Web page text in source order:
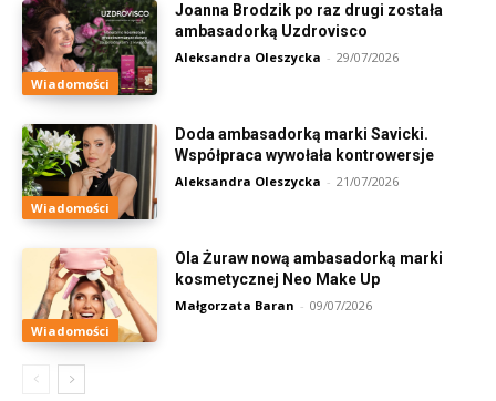
Wiadomości
Joanna Brodzik po raz drugi została
ambasadorką Uzdrovisco
Aleksandra Oleszycka - 29/07/2026
Wiadomości
Doda ambasadorką marki Savicki.
Współpraca wywołała kontrowersje
Aleksandra Oleszycka - 21/07/2026
Wiadomości
Ola Żuraw nową ambasadorką marki
kosmetycznej Neo Make Up
Małgorzata Baran - 09/07/2026